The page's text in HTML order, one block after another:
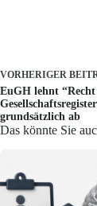
VORHERIGER
EuGH lehnt
grundsätzlich ab
Das könnte Sie